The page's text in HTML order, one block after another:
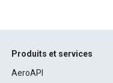
Produits et services
AeroAPI